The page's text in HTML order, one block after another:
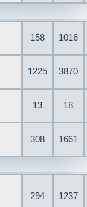
158 1016
1225 3870
13 18
308 1661
294 1237